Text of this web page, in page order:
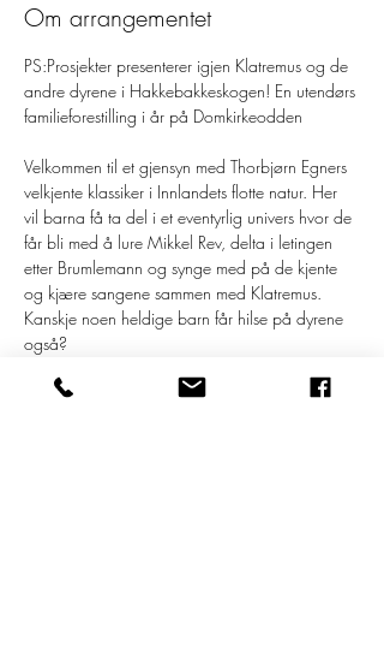
Om arrangementet
PS:Prosjekter presenterer igjen Klatremus og de
andre dyrene i Hakkebakkeskogen! En utendørs
familieforestilling i år på Domkirkeodden
Velkommen til et gjensyn med Thorbjørn Egners
velkjente klassiker i Innlandets flotte natur. Her
vil barna få ta del i et eventyrlig univers hvor de
får bli med å lure Mikkel Rev, delta i letingen
etter Brumlemann og synge med på de kjente
og kjære sangene sammen med Klatremus.
Kanskje noen heldige barn får hilse på dyrene
også?
«Hakkebakkeland» på vei inn til forestilling, der